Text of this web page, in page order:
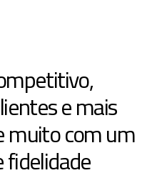
e mais
muito com um
fidelidade